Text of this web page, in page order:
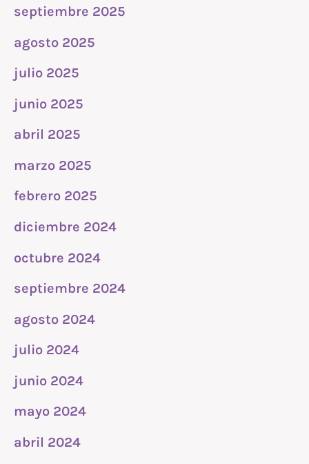
septiembre 2025
agosto 2025
julio 2025
junio 2025
abril 2025
marzo 2025
febrero 2025
diciembre 2024
octubre 2024
septiembre 2024
agosto 2024
julio 2024
junio 2024
mayo 2024
abril 2024